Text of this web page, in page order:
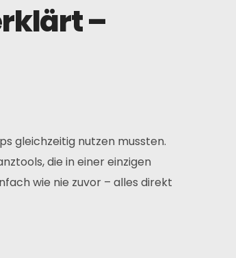
–
gleichzeitig nutzen mussten.
die in einer einzigen
wie nie zuvor – alles direkt